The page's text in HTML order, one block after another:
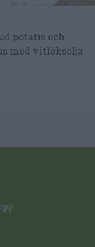
potatis och
med vitlöksolja